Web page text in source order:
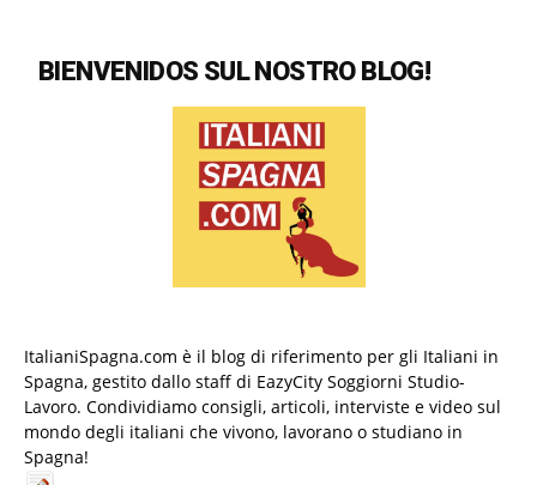
BIENVENIDOS SUL NOSTRO BLOG!
ItalianiSpagna.com è il blog di riferimento per gli Italiani in
Spagna, gestito dallo staff di EazyCity Soggiorni Studio-
Lavoro. Condividiamo consigli, articoli, interviste e video sul
mondo degli italiani che vivono, lavorano o studiano in
Spagna!